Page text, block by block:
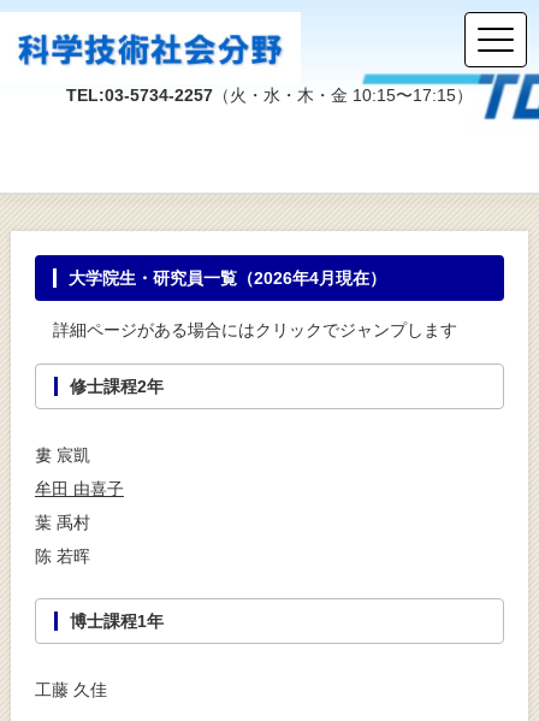
TEL:03-5734-2257 （火・水・木・金 10:15〜17:15）
大学院生・研究員一覧（2026年4月現在）
詳細ページがある場合にはクリックでジャンプします
修士課程2年
婁 宸凱
牟田 由喜子
葉 禹村
陈 若晖
博士課程1年
工藤 久佳